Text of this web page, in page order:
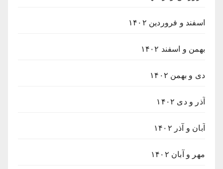
اسفند و فروردین ۱۴۰۲
بهمن و اسفند ۱۴۰۲
دی و بهمن ۱۴۰۲
آذر و دی ۱۴۰۲
آبان و آذر ۱۴۰۲
مهر و آبان ۱۴۰۲